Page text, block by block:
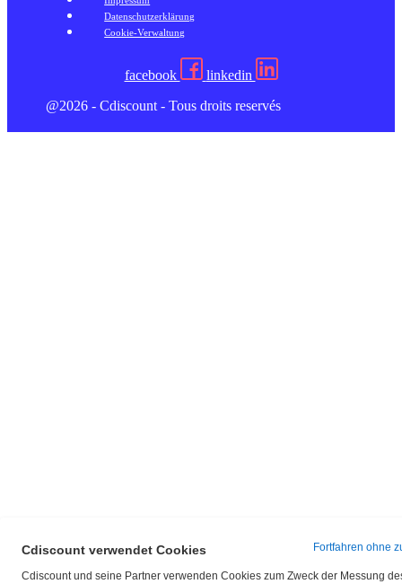
Datenschutzerklärung
Cookie-Verwaltung
facebook
linkedin
@2026 - Cdiscount - Tous droits reservés
Cdiscount verwendet Cookies
Cdiscount und seine Partner verwenden Cookies zum Zweck der Messung
Fortfahren ohne